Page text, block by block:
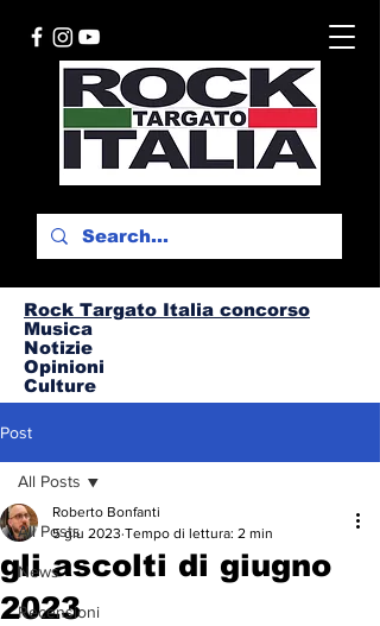
Rock Targato Italia concorso
Musica
Notizie
Opinioni
Culture
Post
All Posts
News
Recensioni
All Posts
gli ascolti di giugno
2023
Roberto Bonfanti
5 giu 2023 Tempo di lettura: 2 min